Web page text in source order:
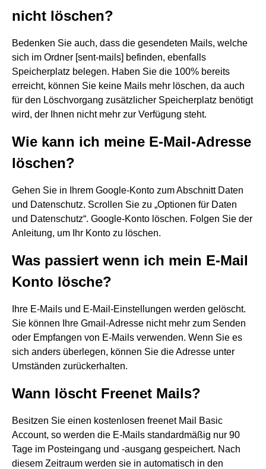
nicht löschen?
Bedenken Sie auch, dass die gesendeten Mails, welche
sich im Ordner [sent-mails] befinden, ebenfalls
Speicherplatz belegen. Haben Sie die 100% bereits
erreicht, können Sie keine Mails mehr löschen, da auch
für den Löschvorgang zusätzlicher Speicherplatz benötigt
wird, der Ihnen nicht mehr zur Verfügung steht.
Wie kann ich meine E-Mail-Adresse
löschen?
Gehen Sie in Ihrem Google-Konto zum Abschnitt Daten
und Datenschutz. Scrollen Sie zu „Optionen für Daten
und Datenschutz“. Google-Konto löschen. Folgen Sie der
Anleitung, um Ihr Konto zu löschen.
Was passiert wenn ich mein E-Mail
Konto lösche?
Ihre E-Mails und E-Mail-Einstellungen werden gelöscht.
Sie können Ihre Gmail-Adresse nicht mehr zum Senden
oder Empfangen von E-Mails verwenden. Wenn Sie es
sich anders überlegen, können Sie die Adresse unter
Umständen zurückerhalten.
Wann löscht Freenet Mails?
Besitzen Sie einen kostenlosen freenet Mail Basic
Account, so werden die E-Mails standardmäßig nur 90
Tage im Posteingang und -ausgang gespeichert. Nach
diesem Zeitraum werden sie in automatisch in den